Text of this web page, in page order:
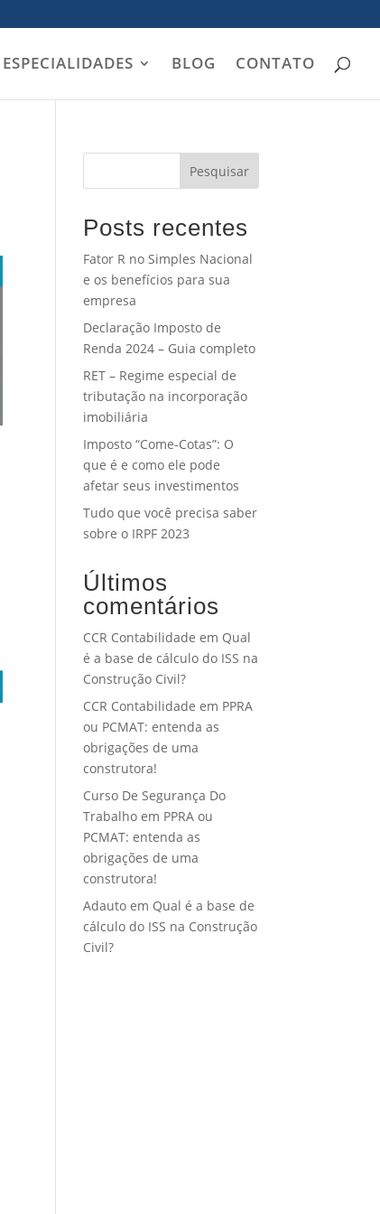
ESPECIALIDADES BLOG CONTATO
Pesquisar
Posts recentes
Fator R no Simples Nacional
e os benefícios para sua
empresa
Declaração Imposto de
Renda 2024 – Guia completo
RET – Regime especial de
tributação na incorporação
imobiliária
Imposto “Come-Cotas”: O
que é e como ele pode
afetar seus investimentos
Tudo que você precisa saber
sobre o IRPF 2023
Últimos
comentários
CCR Contabilidade em Qual
é a base de cálculo do ISS na
Construção Civil?
CCR Contabilidade em PPRA
ou PCMAT: entenda as
obrigações de uma
construtora!
Curso De Segurança Do
Trabalho em PPRA ou
PCMAT: entenda as
obrigações de uma
construtora!
Adauto em Qual é a base de
cálculo do ISS na Construção
Civil?